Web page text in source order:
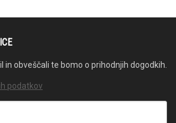
in obveščali te bomo o prihodnjih dogodkih.
podatkov